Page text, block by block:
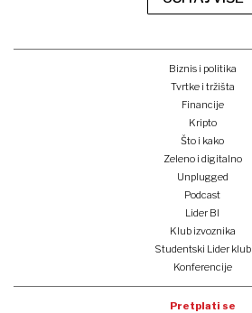
Biznis i politika
Tvrtke i tržišta
Financije
Kripto
Što i kako
Zeleno i digitalno
Unplugged
Podcast
Lider BI
Klub izvoznika
Studentski Lider klub
Konferencije
Pretplati se